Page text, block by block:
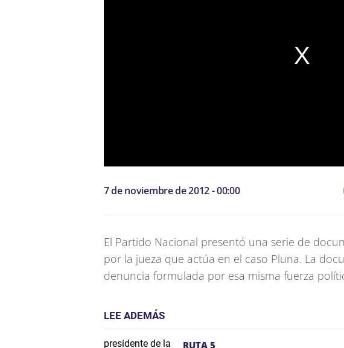
7 de noviembre de 2012 - 00:00
El Partido Nacional presentó una serie de
por la jueza que actúa en el caso Pluna. La
denuncia formulada por esa misma fuerza
LEE ADEMÁS
RUTA 5